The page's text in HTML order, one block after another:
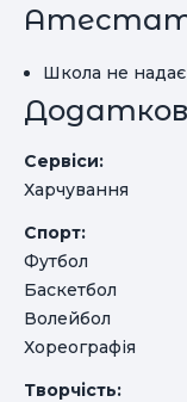
Атестат
Школа не
Сервіси:
Харчування
Спорт:
Футбол
Баскетбол
Волейбол
Хореографія
Творчість: